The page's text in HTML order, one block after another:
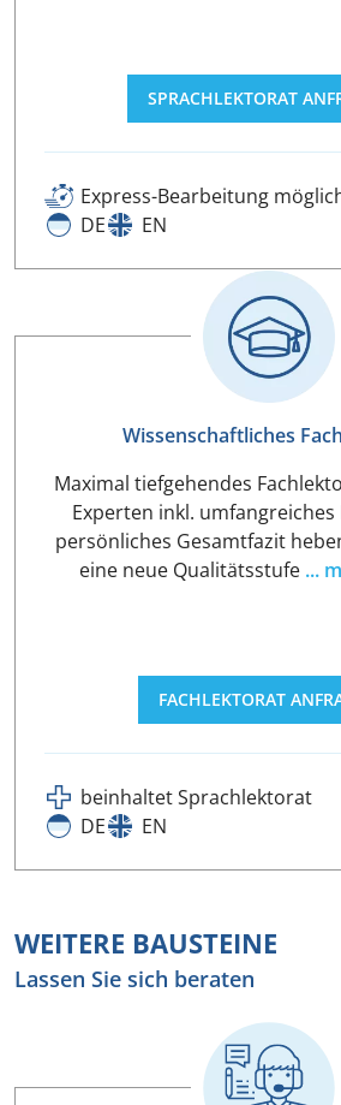
SPRACHLEKTORAT
Express-Bearbeitung
DE
EN
Wissenschaftliches
Maximal tiefgehendes
Experten inkl. umfangreiches
persönliches Gesamtfazit
eine neue Qualitätsstufe ...
FACHLEKTORAT
beinhaltet Sprachlektorat
DE
EN
WEITERE BAUSTEINE
Lassen Sie sich beraten